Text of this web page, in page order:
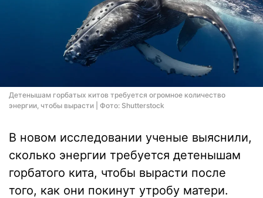
Детенышам горбатых китов требуется огромное количество
энергии, чтобы вырасти | Фото: Shutterstock
В новом исследовании ученые выяснили,
сколько энергии требуется детенышам
горбатого кита, чтобы вырасти после
того, как они покинут утробу матери.